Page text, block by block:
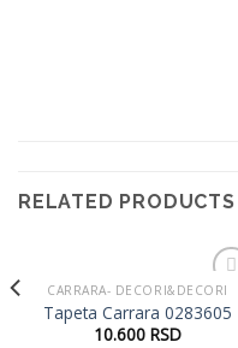
RELATED PRODUCTS
Dodaj
u listu
CARRARA- DECORI&DECORI
Tapeta Carrara 0283605
10.600 RSD